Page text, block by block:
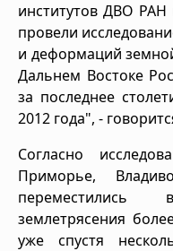
институтов ДВО РАН
провели
и деформаций
Дальнем Востоке
за последнее
2012 года", -
Согласно
Приморье,
землетрясения
уже спустя